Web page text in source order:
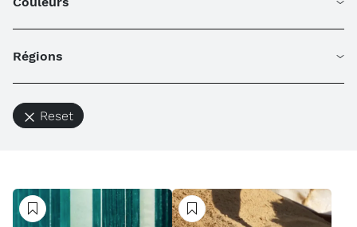
Régions
Reset
Suivre Suivre